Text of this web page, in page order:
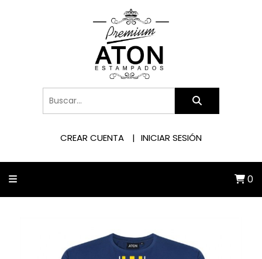
CREAR CUENTA INICIAR SESIÓN
0